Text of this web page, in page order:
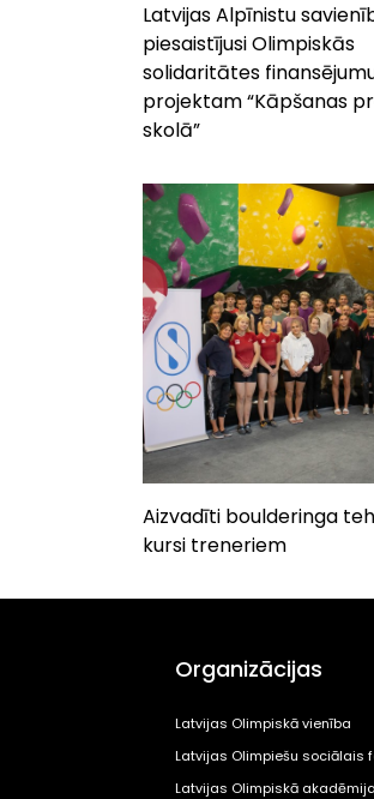
Latvijas Alpīnistu
piesaistījusi Olimpiskās
solidaritātes
projektam “Kāpšanas
skolā”
Aizvadīti boulderinga
kursi treneriem
Organizācijas
Latvijas Olimpiskā vienība
Latvijas Olimpiešu sociālais
Latvijas Olimpiskā